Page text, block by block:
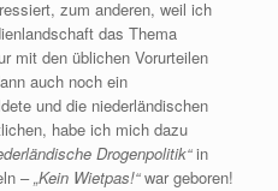
zum anderen, weil ich
das Thema
mit den üblichen Vorurteilen
auch noch ein
und die niederländischen
habe ich mich dazu
Drogenpolitik“in
–„Kein Wietpas!“war geboren!